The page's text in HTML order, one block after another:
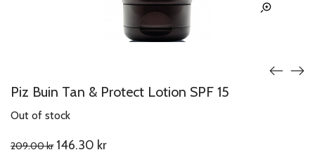
Piz Buin Tan & Protect Lotion SPF 15
Out of stock
209.00kr Original
146.30 krCurrent